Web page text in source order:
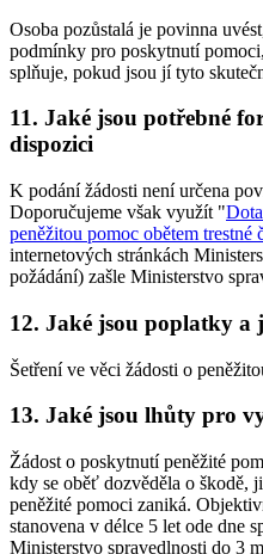
Osoba pozůstalá je povinna
podmínky pro poskytnutí
splňuje, pokud jsou jí tyto
11. Jaké jsou potřebné
dispozici
K podání žádosti není určena
Doporučujeme však využít "
peněžitou pomoc obětem trestné
internetových stránkách
požádání) zašle Ministerstvo
12. Jaké jsou poplatky a
Šetření ve věci žádosti o
13. Jaké jsou lhůty pro
Žádost o poskytnutí peněžité
kdy se oběť dozvěděla o škodě,
peněžité pomoci zaniká.
stanovena v délce 5 let ode dne
Ministerstvo spravedlnosti do 3